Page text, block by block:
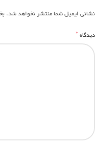
نشانی ایمیل شما منتشر نخواهد شد.
دیدگاه*